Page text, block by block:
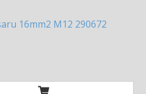
16mm2 M12 290672